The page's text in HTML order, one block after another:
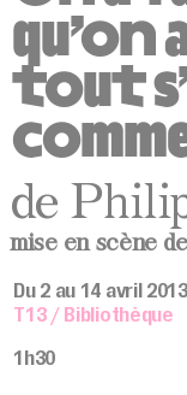
qu’on
tout
de
mise en scène
Du 2 au 14 avril 2013
T13 / Bibliothèque
1h30